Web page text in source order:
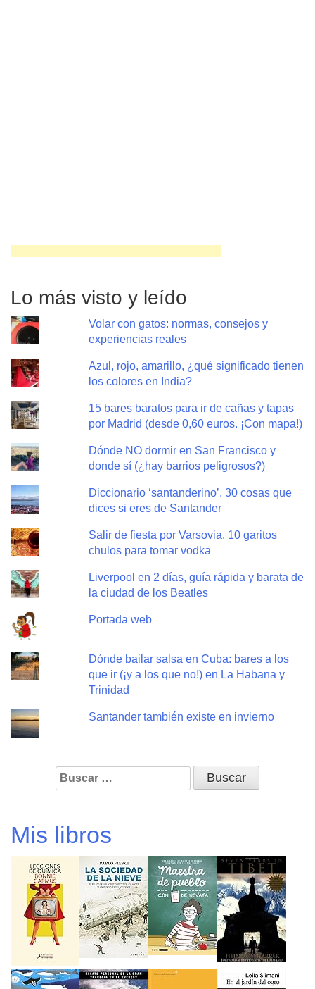
Lo más visto y leído
Volar con gatos: normas, consejos y
experiencias reales
Azul, rojo, amarillo, ¿qué significado tienen
los colores en India?
15 bares baratos para ir de cañas y tapas
por Madrid (desde 0,60 euros. ¡Con mapa!)
Dónde NO dormir en San Francisco y
donde sí (¿hay barrios peligrosos?)
Diccionario ‘santanderino’. 30 cosas que
dices si eres de Santander
Salir de fiesta por Varsovia. 10 garitos
chulos para tomar vodka
Liverpool en 2 días, guía rápida y barata de
la ciudad de los Beatles
Portada web
Dónde bailar salsa en Cuba: bares a los
que ir (¡y a los que no!) en La Habana y
Trinidad
Santander también existe en invierno
Buscar:
Mis libros